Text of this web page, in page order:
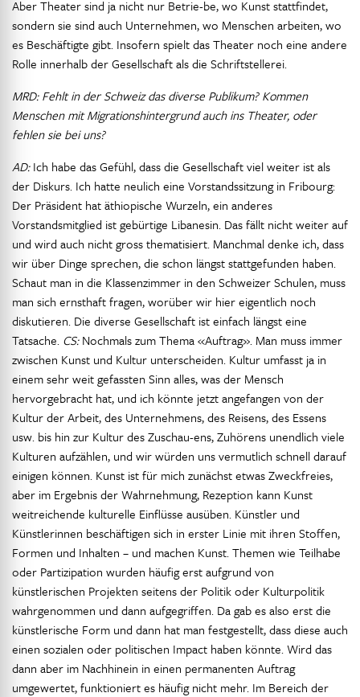
Aber Theater sind ja nicht nur Betrie-be, wo Kunst stattfindet,
sondern sie sind auch Unternehmen, wo Menschen arbeiten, wo
es Beschäftigte gibt. Insofern spielt das Theater noch eine andere
Rolle innerhalb der Gesellschaft als die Schriftstellerei.
MRD: Fehlt in der Schweiz das diverse Publikum? Kommen
Menschen mit Migrationshintergrund auch ins Theater, oder
fehlen sie bei uns?
AD:Ich habe das Gefühl, dass die Gesellschaft viel weiter ist als
der Diskurs. Ich hatte neulich eine Vorstandssitzung in Fribourg:
Der Präsident hat äthiopische Wurzeln, ein anderes
Vorstandsmitglied ist gebürtige Libanesin. Das fällt nicht weiter auf
und wird auch nicht gross thematisiert. Manchmal denke ich, dass
wir über Dinge sprechen, die schon längst stattgefunden haben.
Schaut man in die Klassenzimmer in den Schweizer Schulen, muss
man sich ernsthaft fragen, worüber wir hier eigentlich noch
diskutieren. Die diverse Gesellschaft ist einfach längst eine
Tatsache. CS:Nochmals zum Thema «Auftrag». Man muss immer
zwischen Kunst und Kultur unterscheiden. Kultur umfasst ja in
einem sehr weit gefassten Sinn alles, was der Mensch
hervorgebracht hat, und ich könnte jetzt angefangen von der
Kultur der Arbeit, des Unternehmens, des Reisens, des Essens
usw. bis hin zur Kultur des Zuschau-ens, Zuhörens unendlich viele
Kulturen aufzählen, und wir würden uns vermutlich schnell darauf
einigen können. Kunst ist für mich zunächst etwas Zweckfreies,
aber im Ergebnis der Wahrnehmung, Rezeption kann Kunst
weitreichende kulturelle Einflüsse ausüben. Künstler und
Künstlerinnen beschäftigen sich in erster Linie mit ihren Stoffen,
Formen und Inhalten – und machen Kunst. Themen wie Teilhabe
oder Partizipation wurden häufig erst aufgrund von
künstlerischen Projekten seitens der Politik oder Kulturpolitik
wahrgenommen und dann aufgegriffen. Da gab es also erst die
künstlerische Form und dann hat man festgestellt, dass diese auch
einen sozialen oder politischen Impact haben könnte. Wird das
dann aber im Nachhinein in einen permanenten Auftrag
umgewertet, funktioniert es häufig nicht mehr. Im Bereich der